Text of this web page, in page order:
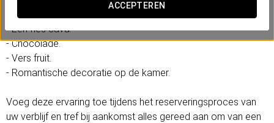
ACCEPTEREN
Inclusief:
- Een fles cava.
- Chocolade.
- Vers fruit.
- Romantische decoratie op de kamer.
Voeg deze ervaring toe tijdens het reserveringsproces van
uw verblijf en tref bij aankomst alles gereed aan om van een